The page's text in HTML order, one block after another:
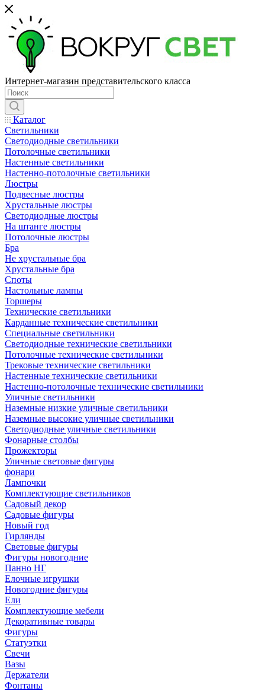
Интернет-магазин представительского класса
Каталог
Светильники
Светодиодные светильники
Потолочные светильники
Настенные светильники
Настенно-потолочные светильники
Люстры
Подвесные люстры
Хрустальные люстры
Светодиодные люстры
На штанге люстры
Потолочные люстры
Бра
Не хрустальные бра
Хрустальные бра
Споты
Настольные лампы
Торшеры
Технические светильники
Карданные технические светильники
Специальные светильники
Светодиодные технические светильники
Потолочные технические светильники
Трековые технические светильники
Настенные технические светильники
Настенно-потолочные технические светильники
Уличные светильники
Наземные низкие уличные светильники
Наземные высокие уличные светильники
Светодиодные уличные светильники
Фонарные столбы
Прожекторы
Уличные световые фигуры
фонари
Лампочки
Комплектующие светильников
Садовый декор
Садовые фигуры
Новый год
Гирлянды
Световые фигуры
Фигуры новогодние
Панно НГ
Елочные игрушки
Новогодние фигуры
Ели
Комплектующие мебели
Декоративные товары
Фигуры
Статуэтки
Свечи
Вазы
Держатели
Фонтаны